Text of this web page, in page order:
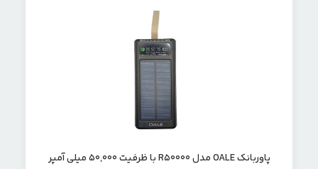
پاوربانک OALE مدل R50000 با ظرفیت 50,000 میلی آمپر